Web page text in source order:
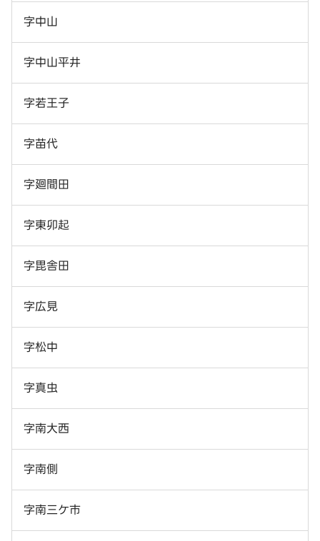
字中山
字中山平井
字若王子
字苗代
字廻間田
字東卯起
字毘舎田
字広見
字松中
字真虫
字南大西
字南側
字南三ケ市